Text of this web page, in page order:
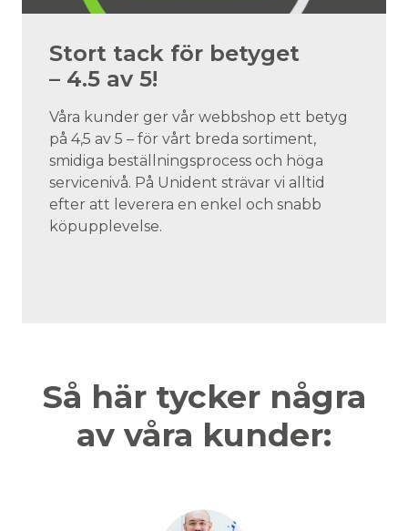
Stort tack för betyget
– 4.5 av 5!
Våra kunder ger vår webbshop ett betyg
på 4,5 av 5 – för vårt breda sortiment,
smidiga beställningsprocess och höga
servicenivå. På Unident strävar vi alltid
efter att leverera en enkel och snabb
köpupplevelse.
Så här tycker några
av våra kunder: